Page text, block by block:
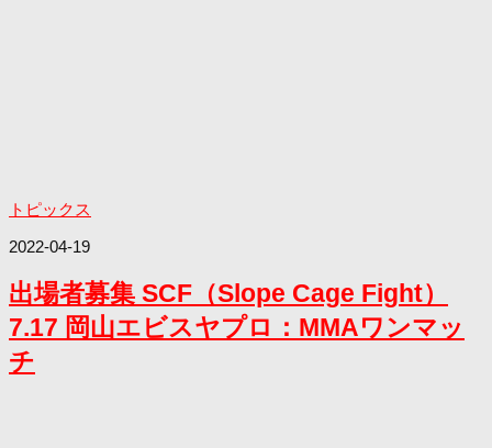
トピックス
2022-04-19
出場者募集 SCF（Slope Cage Fight）
7.17 岡山エビスヤプロ：MMAワンマッ
チ